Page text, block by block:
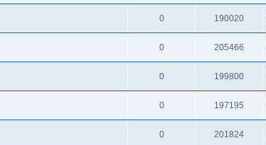
0 190020
0 205466
0 199800
0 197195
0 201824